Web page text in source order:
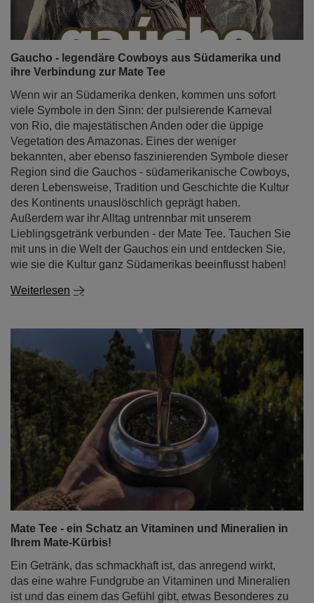
Gaucho - legendäre Cowboys aus Südamerika und
ihre Verbindung zur Mate Tee
Wenn wir an Südamerika denken, kommen uns sofort
viele Symbole in den Sinn: der pulsierende Karneval
von Rio, die majestätischen Anden oder die üppige
Vegetation des Amazonas. Eines der weniger
bekannten, aber ebenso faszinierenden Symbole dieser
Region sind die Gauchos - südamerikanische Cowboys,
deren Lebensweise, Tradition und Geschichte die Kultur
des Kontinents unauslöschlich geprägt haben.
Außerdem war ihr Alltag untrennbar mit unserem
Lieblingsgetränk verbunden - der Mate Tee. Tauchen Sie
mit uns in die Welt der Gauchos ein und entdecken Sie,
wie sie die Kultur ganz Südamerikas beeinflusst haben!
Weiterlesen
Mate Tee - ein Schatz an Vitaminen und Mineralien in
Ihrem Mate-Kürbis!
Ein Getränk, das schmackhaft ist, das anregend wirkt,
das eine wahre Fundgrube an Vitaminen und Mineralien
ist und das einem das Gefühl gibt, etwas Besonderes zu